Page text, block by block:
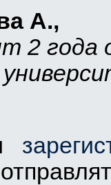
А.,
2 года